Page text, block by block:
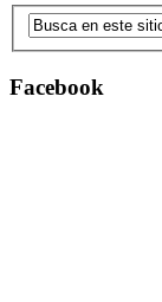
Facebook